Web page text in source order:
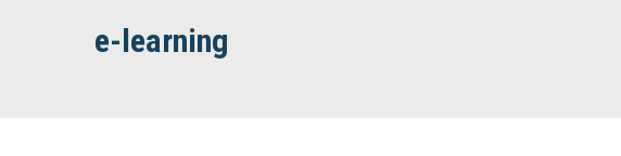
e-learning